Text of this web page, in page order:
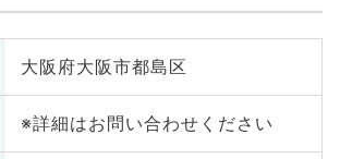
大阪府大阪市都島区
※詳細はお問い合わせください